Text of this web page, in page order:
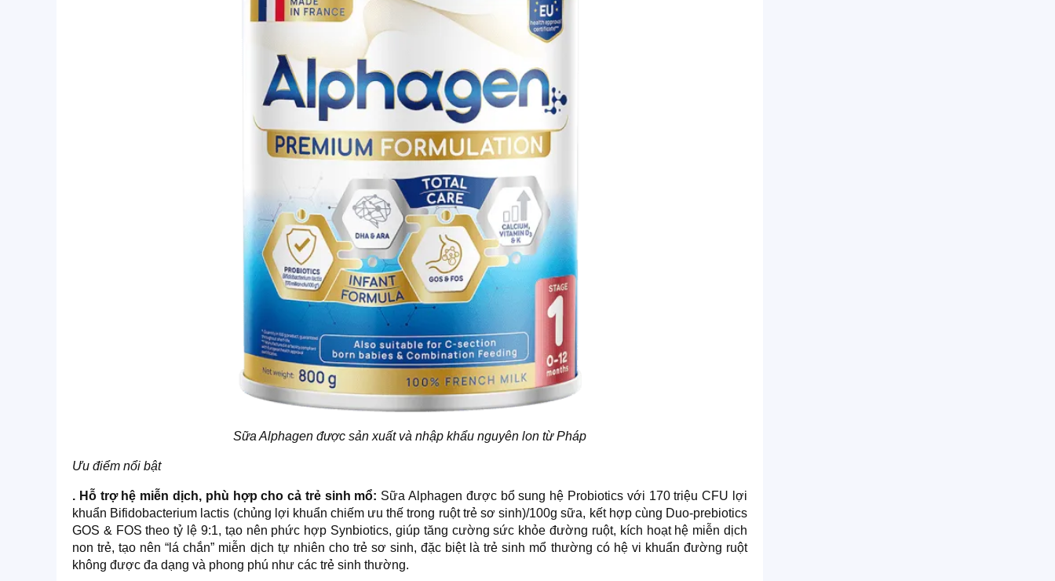
Sữa Alphagen được sản xuất và nhập khẩu nguyên lon từ Pháp
Ưu điểm nổi bật
. Hỗ trợ hệ miễn dịch, phù hợp cho cả trẻ sinh mổ: Sữa Alphagen được bổ sung hệ Probiotics với 170 triệu CFU lợi
khuẩn Bifidobacterium lactis (chủng lợi khuẩn chiếm ưu thế trong ruột trẻ sơ sinh)/100g sữa, kết hợp cùng Duo-prebiotics
GOS & FOS theo tỷ lệ 9:1, tạo nên phức hợp Synbiotics, giúp tăng cường sức khỏe đường ruột, kích hoạt hệ miễn dịch
non trẻ, tạo nên “lá chắn” miễn dịch tự nhiên cho trẻ sơ sinh, đặc biệt là trẻ sinh mổ thường có hệ vi khuẩn đường ruột
không được đa dạng và phong phú như các trẻ sinh thường.